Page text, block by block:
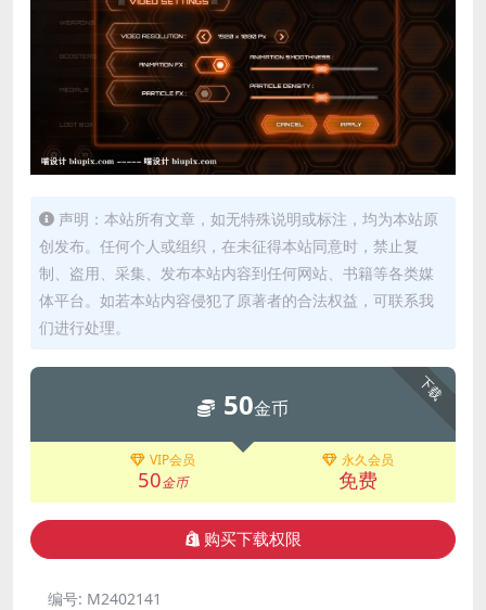
声明：本站所有文章，如无特殊说明或标注，均为本站原
创发布。任何个人或组织，在未征得本站同意时，禁止复
制、盗用、采集、发布本站内容到任何网站、书籍等各类媒
体平台。如若本站内容侵犯了原著者的合法权益，可联系我
们进行处理。
下载
50金币
VIP会员
50金币
永久会员
免费
购买下载权限
编号: M2402141